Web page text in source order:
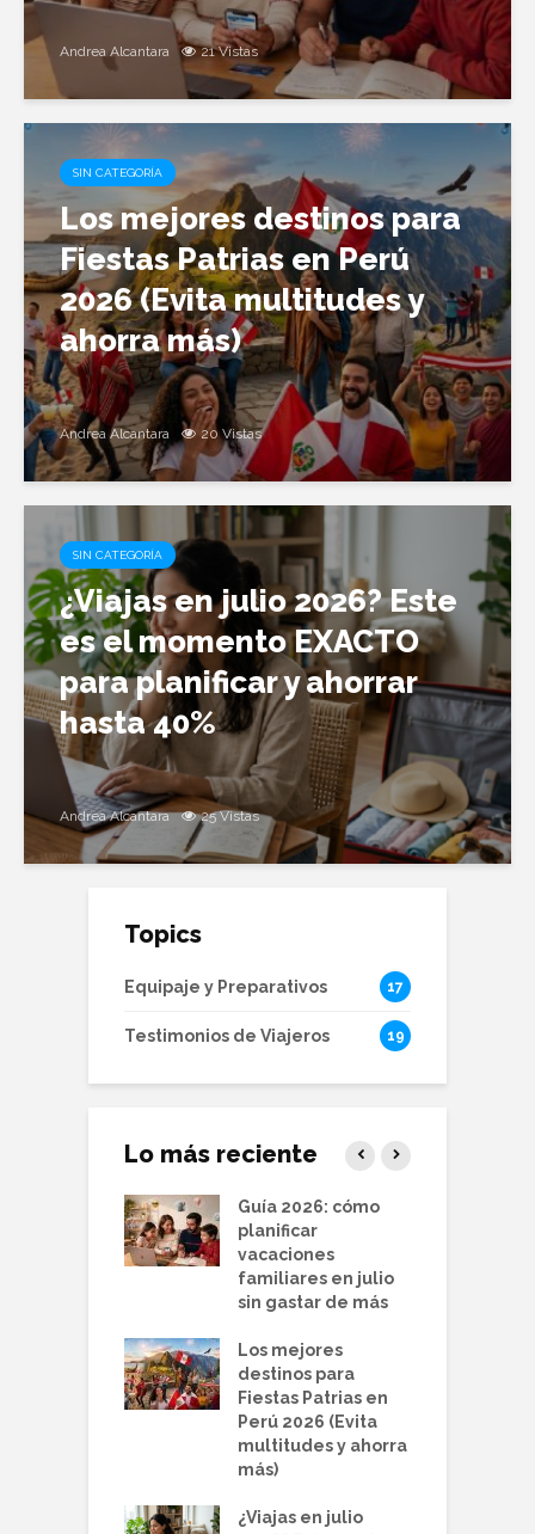
Andrea Alcantara 21 Vistas
SIN CATEGORÍA
Los mejores destinos para
Fiestas Patrias en Perú
2026 (Evita multitudes y
ahorra más)
Andrea Alcantara 20 Vistas
SIN CATEGORÍA
¿Viajas en julio 2026? Este
es el momento EXACTO
para planificar y ahorrar
hasta 40%
Andrea Alcantara 25 Vistas
Topics
Equipaje y Preparativos 17
Testimonios de Viajeros 19
Lo más reciente
Guía 2026: cómo
planificar
vacaciones
familiares en julio
sin gastar de más
Los mejores
destinos para
Fiestas Patrias en
Perú 2026 (Evita
multitudes y ahorra
más)
¿Viajas en julio